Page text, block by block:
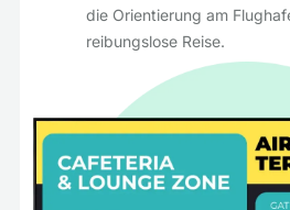
die Orientierung am
reibungslose Reise.